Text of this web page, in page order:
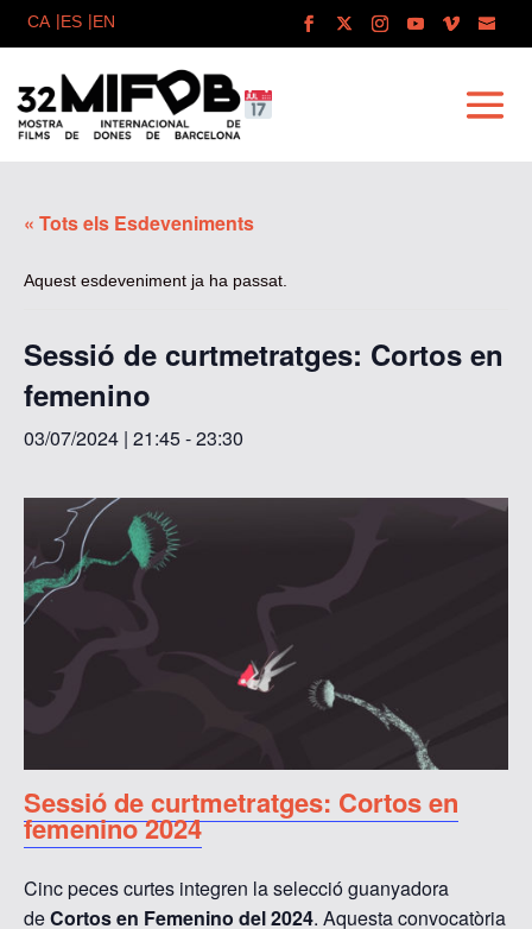
« Tots els Esdeveniments
Aquest esdeveniment ja ha passat.
Sessió de curtmetratges: Cortos en
femenino
03/07/2024 | 21:45-23:30
Sessió de curtmetratges: Cortos en
femenino 2024
Cinc peces curtes integren la selecció guanyadora
deCortos en Femenino del 2024. Aquesta convocatòria